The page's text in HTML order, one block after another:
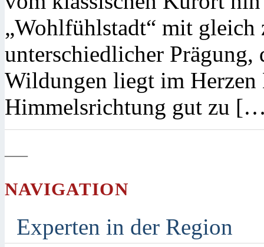
„Wohlfühlstadt“ mit
unterschiedlicher Prägung,
Wildungen liegt im Herzen
Himmelsrichtung gut zu
—
NAVIGATION
Experten in der Region